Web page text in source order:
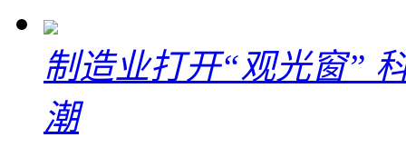
制造业打开“观光窗”
潮